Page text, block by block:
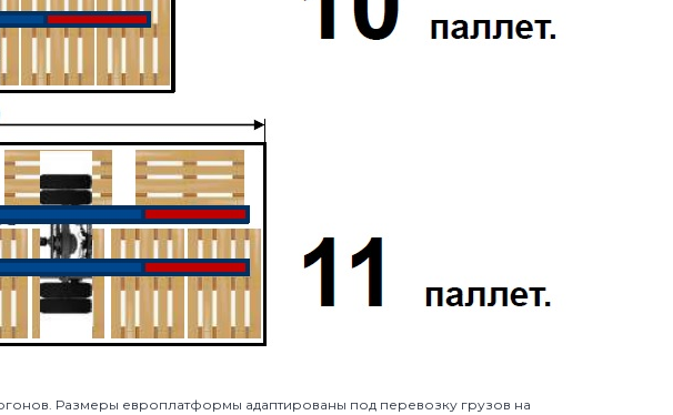
Размеры европлатформы адаптированы под перевозку грузов на